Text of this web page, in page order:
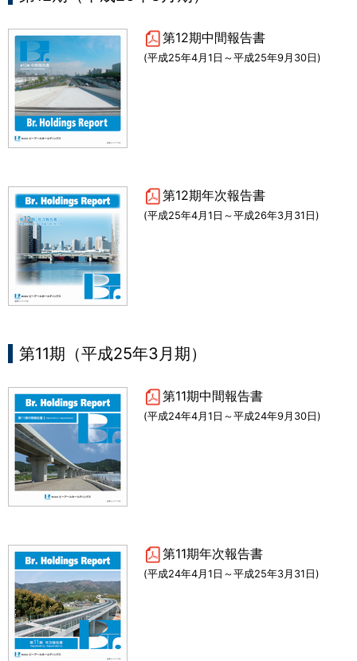
第12期中間報告書
(平成25年4月1日～平成25年9月30日)
第12期年次報告書
(平成25年4月1日～平成26年3月31日)
第11期（平成25年3月期）
第11期中間報告書
(平成24年4月1日～平成24年9月30日)
第11期年次報告書
(平成24年4月1日～平成25年3月31日)